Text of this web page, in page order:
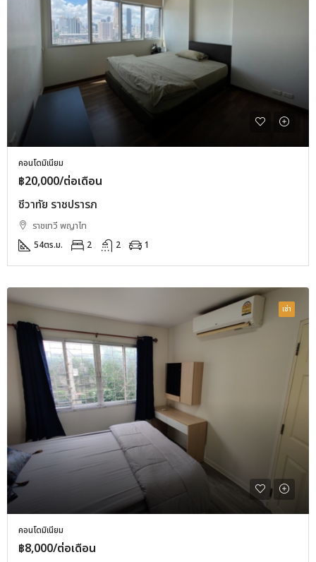
คอนโดมิเนียม
฿20,000/ต่อเดือน
ชีวาทัย ราชปรารภ
ราชเทวี พญาไท
54ตร.ม. 2 2 1
เช่า
คอนโดมิเนียม
฿8,000/ต่อเดือน